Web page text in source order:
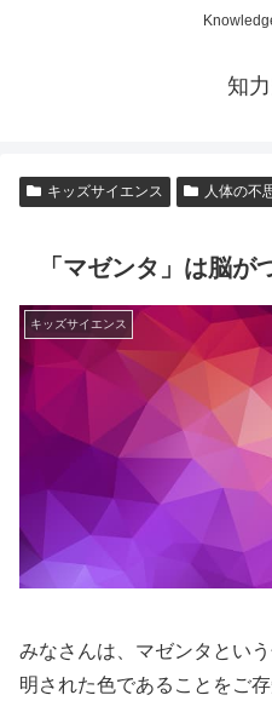
知
キッズサイエンス 人体の不
「マゼンタ」は脳
キッズサイエンス
みなさんは、マゼンタとい
明された色であることをご